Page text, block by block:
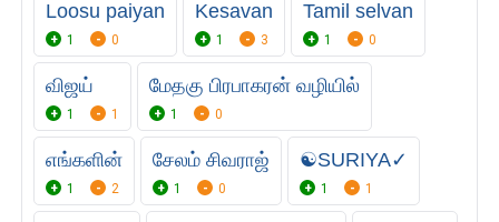
Loosu paiyan
1 0
Kesavan
1 3
Tamil selvan
1 0
விஜய்
1 1
மேதகு பிரபாகரன் வழியில்
1 0
எங்களின்
1 2
சேலம் சிவராஜ்
1 0
☯ㅤSURIYA✓
1 1